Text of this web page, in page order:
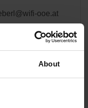
About
ooe.at
Salzburg
2